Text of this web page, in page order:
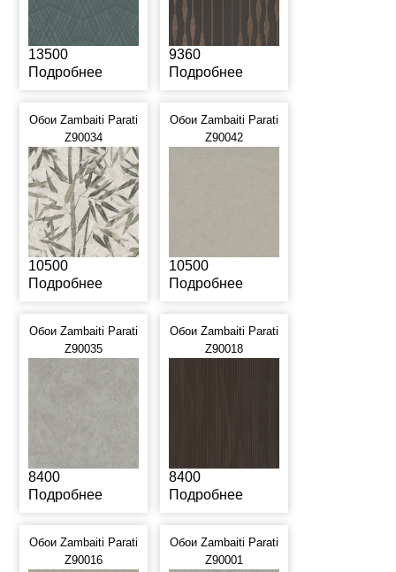
13500
Подробнее
9360
Подробнее
Обои Zambaiti Parati
Z90034
10500
Подробнее
Обои Zambaiti Parati
Z90042
10500
Подробнее
Обои Zambaiti Parati
Z90035
8400
Подробнее
Обои Zambaiti Parati
Z90018
8400
Подробнее
Обои Zambaiti Parati
Z90016
Обои Zambaiti Parati
Z90001